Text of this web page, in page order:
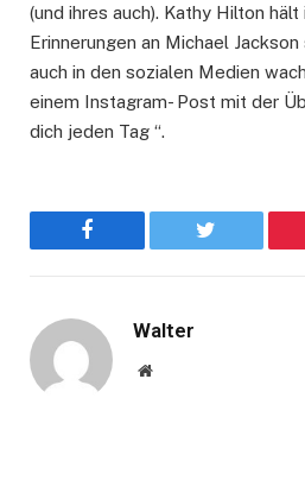
(und ihres auch). Kathy Hilton
Erinnerungen an Michael
auch in den sozialen Medien
einem Instagram- Post mit der
dich jeden Tag “.
Facebook Twitter
Walter
Website